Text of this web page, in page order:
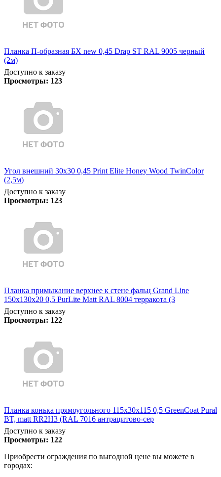
Планка П-образная БХ new 0,45 Drap ST RAL 9005 черный
(2м)
Доступно к заказу
Просмотры: 123
Угол внешний 30х30 0,45 Print Elite Honey Wood TwinColor
(2,5м)
Доступно к заказу
Просмотры: 123
Планка примыкание верхнее к стене фальц Grand Line
150х130х20 0,5 PurLite Matt RAL 8004 терракота (3
Доступно к заказу
Просмотры: 122
Планка конька прямоугольного 115х30х115 0,5 GreenCoat Pural
BT, matt RR2Н3 (RAL 7016 антрацитово-сер
Доступно к заказу
Просмотры: 122
Приобрести ограждения по выгодной цене вы можете в
городах: